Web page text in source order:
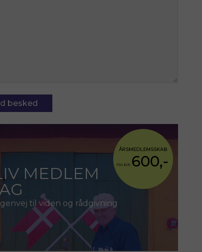
MEDLEM
til viden og rådgivning
ÅRSMEDLEMSSKAB
FRA KUN 600,-